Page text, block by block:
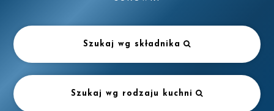
Szukaj wg składnika
Szukaj wg rodzaju kuchni